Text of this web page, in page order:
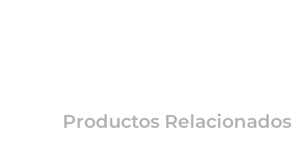
Productos Relacionados